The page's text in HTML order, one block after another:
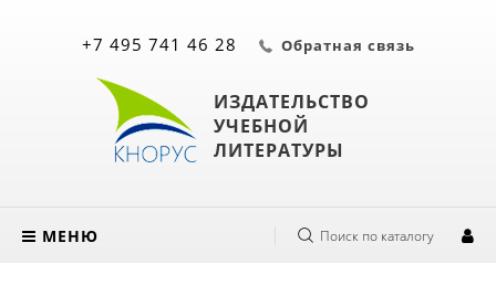
ИЗДАТЕЛЬСТВО
УЧЕБНОЙ
ЛИТЕРАТУРЫ
+7 495 741 46 28 Обратная связь
МЕНЮ Поиск по каталогу